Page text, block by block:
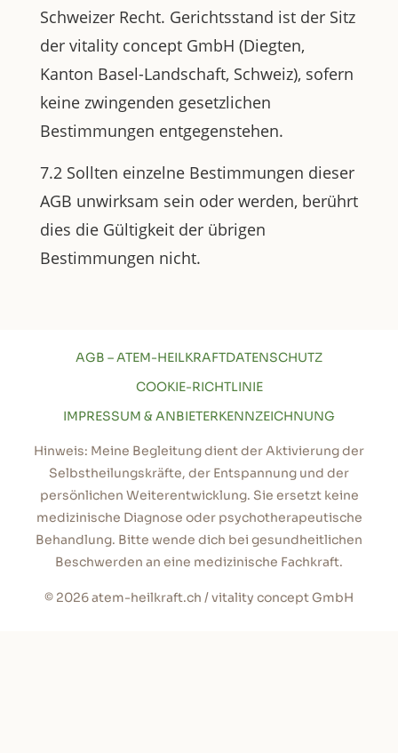
Schweizer Recht. Gerichtsstand ist der Sitz
der vitality concept GmbH (Diegten,
Kanton Basel-Landschaft, Schweiz), sofern
keine zwingenden gesetzlichen
Bestimmungen entgegenstehen.
7.2 Sollten einzelne Bestimmungen dieser
AGB unwirksam sein oder werden, berührt
dies die Gültigkeit der übrigen
Bestimmungen nicht.
AGB – ATEM-HEILKRAFTDATENSCHUTZ
COOKIE-RICHTLINIE
IMPRESSUM & ANBIETERKENNZEICHNUNG
Hinweis: Meine Begleitung dient der Aktivierung der
Selbstheilungskräfte, der Entspannung und der
persönlichen Weiterentwicklung. Sie ersetzt keine
medizinische Diagnose oder psychotherapeutische
Behandlung. Bitte wende dich bei gesundheitlichen
Beschwerden an eine medizinische Fachkraft.
© 2026 atem-heilkraft.ch / vitality concept GmbH